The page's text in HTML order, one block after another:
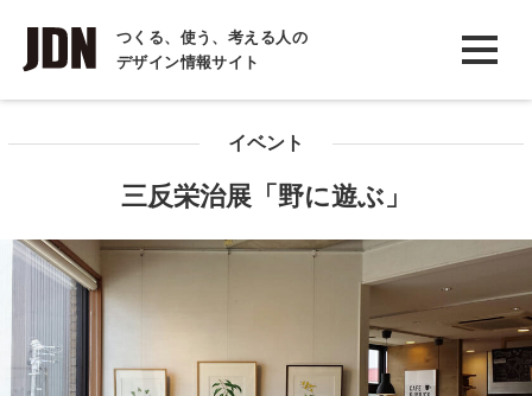
つくる、使う、考える人の
デザイン情報サイト
INTERVIEW
インタビュー
コラム
イベント
三反栄治展「野に遊ぶ」